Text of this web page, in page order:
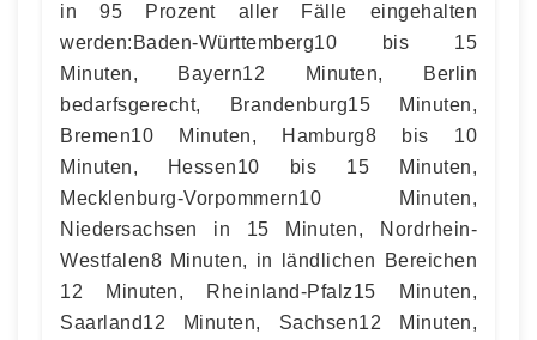
in 95 Prozent aller Fälle eingehalten
werden:Baden-Württemberg10 bis 15
Minuten, Bayern12 Minuten, Berlin
bedarfsgerecht, Brandenburg15 Minuten,
Bremen10 Minuten, Hamburg8 bis 10
Minuten, Hessen10 bis 15 Minuten,
Mecklenburg-Vorpommern10 Minuten,
Niedersachsen in 15 Minuten, Nordrhein-
Westfalen8 Minuten, in ländlichen Bereichen
12 Minuten, Rheinland-Pfalz15 Minuten,
Saarland12 Minuten, Sachsen12 Minuten,